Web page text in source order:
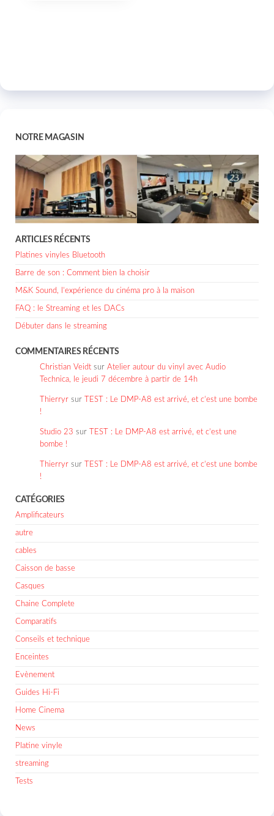
NOTRE MAGASIN
ARTICLES RÉCENTS
Platines vinyles Bluetooth
Barre de son : Comment bien la choisir
M&K Sound, l’expérience du cinéma pro à la maison
FAQ : le Streaming et les DACs
Débuter dans le streaming
COMMENTAIRES RÉCENTS
Christian Veidt sur Atelier autour du vinyl avec Audio
Technica, le jeudi 7 décembre à partir de 14h
Thierryr sur
TEST : Le DMP-A8 est arrivé, et c’est une bombe
!
Studio 23 sur
TEST : Le DMP-A8 est arrivé, et c’est une
bombe !
Thierryr sur
TEST : Le DMP-A8 est arrivé, et c’est une bombe
!
CATÉGORIES
Amplificateurs
autre
cables
Caisson de basse
Casques
Chaine Complete
Comparatifs
Conseils et technique
Enceintes
Evènement
Guides Hi-Fi
Home Cinema
News
Platine vinyle
streaming
Tests